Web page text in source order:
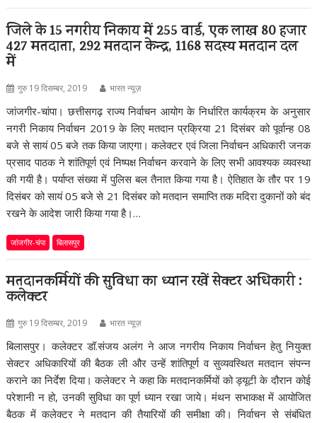
जिले के 15 नगरीय निकाय में 255 वार्ड, एक लाख 80 हजार
427 मतदाता, 292 मतदान केन्द्र, 1168 सदस्य मतदान दल
में
गुरु 19 दिसम्बर, 2019 भारत न्यूज़
जांजगीर-चांपा। छत्तीसगढ़ राज्य निर्वाचन आयोग के निर्धारित कार्यक्रम के अनुसार
नगरी निकाय निर्वाचन 2019 के लिए मतदान प्रक्रिया 21 दिसंबर को पूर्वान्ह 08
बजे से सायं 05 बजे तक किया जाएगा। कलेक्टर एवं जिला निर्वाचन अधिकारी जनक
प्रसाद पाठक ने शांतिपूर्ण एवं निष्पक्ष निर्वाचन करवाने के लिए सभी आवश्यक व्यवस्था
की गयी है। पर्याप्त संख्या में पुलिस बल तैनात किया गया है। ऐतिहात के तौर पर 19
दिसंबर को सायं 05 बजे से 21 दिसंबर को मतदान समाप्ति तक मदिरा दुकानों को बंद
रखने के आदेश जारी किया गया है।…
जांजगीर-चंपा बिलासपुर
मतदानकर्मियों की सुविधा का ध्यान रखें सेक्टर अधिकारी :
कलेक्टर
गुरु 19 दिसम्बर, 2019 भारत न्यूज़
बिलासपुर। कलेक्टर डॉ.संजय अलंग ने आज नगरीय निकाय निर्वाचन हेतु नियुक्त
सेक्टर अधिकारियों की बैठक ली और उन्हें शांतिपूर्ण व सुव्यवस्थित मतदान संपन्न
कराने का निर्देश दिया। कलेक्टर ने कहा कि मतदानकर्मियों को ड्यूटी के दौरान कोई
परेशानी न हो, उनकी सुविधा का पूर्ण ध्यान रखा जाये। मंथन सभाकक्ष में आयोजित
बैठक में कलेक्टर ने मतदान की तैयारियों की समीक्षा की। निर्वाचन से संबंधित